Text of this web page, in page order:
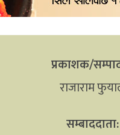
प्रकाशक/
राजाराम
सम्बाददाता: